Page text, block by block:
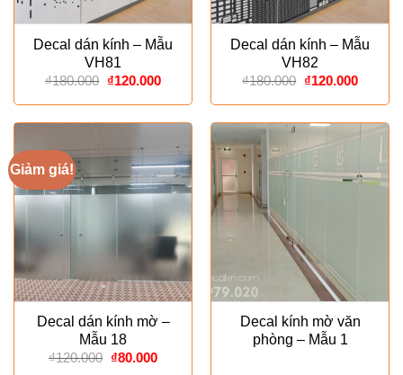
Decal dán kính – Mẫu
VH81
₫180.000 Giá
là:
₫180.000.
₫120.000Giá
tại
là:
₫120.000.
Decal dán kính – Mẫu
VH82
₫180.000 Giá
là:
₫180.000.
₫120.000Giá
tại
là:
Giảm giá!
Decal dán kính mờ –
Mẫu 18
₫120.000 Giá
₫80.000Giá
Decal kính mờ văn
phòng – Mẫu 1